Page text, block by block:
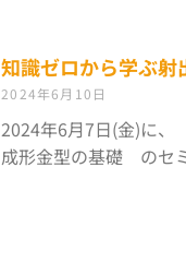
知識ゼロから学ぶ射
2024年6月10日
2024年6月7日(金)に
成形金型の基礎 のセ